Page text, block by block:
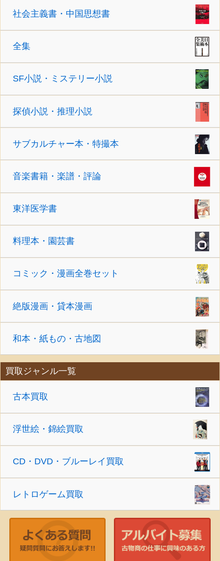
社会主義書・中国思想書
全集
SF小説・ミステリー小説
探偵小説・推理小説
サブカルチャー本・特撮本
音楽書籍・楽譜・評論
東洋医学書
料理本・園芸書
コミック・漫画全巻セット
絶版漫画・貸本漫画
和本・紙もの・古地図
買取ジャンル一覧
古本買取
浮世絵・錦絵買取
CD・DVD・ブルーレイ買取
レトロゲーム買取